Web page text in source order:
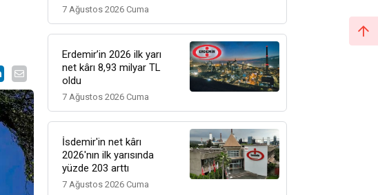
7 Ağustos 2026 Cuma
Erdemir’in 2026 ilk yarı
net kârı 8,93 milyar TL
oldu
7 Ağustos 2026 Cuma
İsdemir'in net kârı
2026'nın ilk yarısında
yüzde 203 arttı
7 Ağustos 2026 Cuma